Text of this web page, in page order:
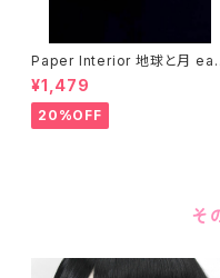
Paper Interior 地球と月
h and moon
¥1,479
20%OFF
そ